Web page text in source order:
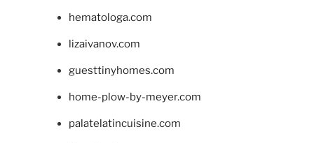
hematologa.com
lizaivanov.com
guesttinyhomes.com
home-plow-by-meyer.com
palatelatincuisine.com